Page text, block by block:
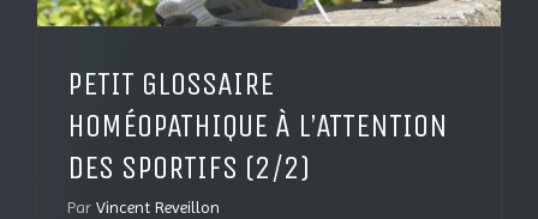
PETIT GLOSSAIRE
HOMÉOPATHIQUE À L’ATTENTION
DES SPORTIFS (2/2)
Par Vincent Reveillon